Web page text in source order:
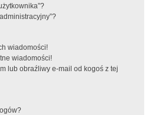
wiadomości!
wiadomości!
lub obraźliwy e-mail od kogoś z tej